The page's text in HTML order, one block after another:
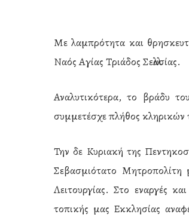
Με λαμπρότητα και
Ναός Αγίας Τριάδος Σελλασίας.
Αναλυτικότερα, το βράδυ
συμμετέσχε πλήθος
Την δε Κυριακή της
Σεβασμιότατο
Λειτουργίας. Στο εναργές
τοπικής μας Εκκλησίας